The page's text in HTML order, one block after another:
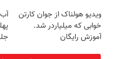
ویدیو هولناک از جوان کارتن
خوابی که میلیاردر شد.
آموزش رایگان